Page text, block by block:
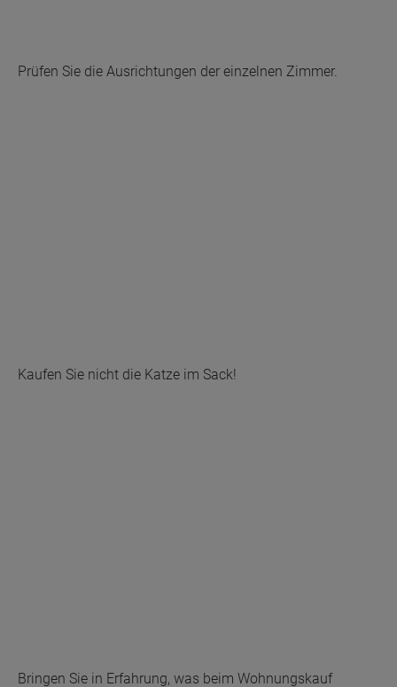
Prüfen Sie die Ausrichtungen der einzelnen Zimmer.
Kaufen Sie nicht die Katze im Sack!
Bringen Sie in Erfahrung, was beim Wohnungskauf